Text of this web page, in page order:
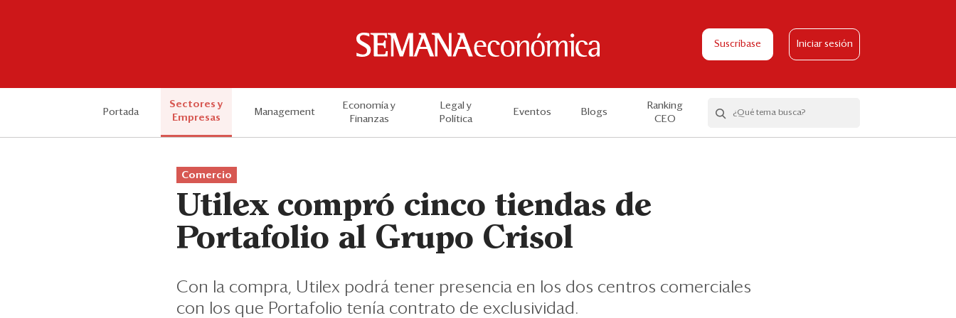
Suscríbase Iniciar sesión
Portada
Sectores y
Empresas
Management
Economía y
Finanzas
Legal y
Política
Eventos Blogs
Ranking
CEO
Comercio
Utilex compró cinco tiendas de
Portafolio al Grupo Crisol
Con la compra, Utilex podrá tener presencia en los dos centros comerciales
con los que Portafolio tenía contrato de exclusividad.